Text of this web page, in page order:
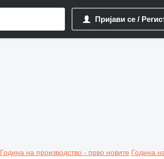
Пријави се /
Година на производство - прво новите Година